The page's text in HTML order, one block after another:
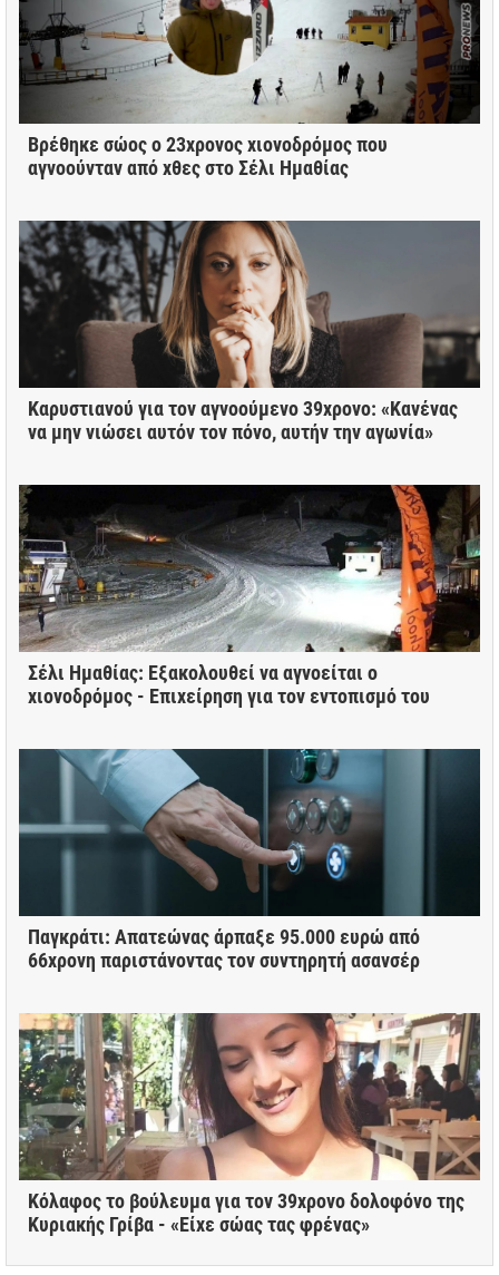
Βρέθηκε σώος ο 23χρονος χιονοδρόμος που
αγνοούνταν από χθες στο Σέλι Ημαθίας
Καρυστιανού για τον αγνοούμενο 39χρονο: «Κανένας
να μην νιώσει αυτόν τον πόνο, αυτήν την αγωνία»
Σέλι Ημαθίας: Εξακολουθεί να αγνοείται ο
χιονοδρόμος - Επιχείρηση για τον εντοπισμό του
Παγκράτι: Απατεώνας άρπαξε 95.000 ευρώ από
66χρονη παριστάνοντας τον συντηρητή ασανσέρ
Κόλαφος το βούλευμα για τον 39χρονο δολοφόνο της
Κυριακής Γρίβα - «Είχε σώας τας φρένας»